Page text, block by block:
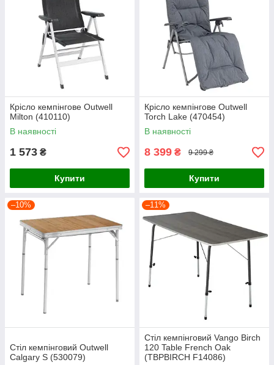
Крісло кемпінгове Outwell
Milton (410110)
В наявності
1 573 ₴
Купити
Крісло кемпінгове Outwell
Torch Lake (470454)
В наявності
8 399 ₴ 9 299 ₴
Купити
–10%
Стіл кемпінговий Outwell
Calgary S (530079)
–11%
Стіл кемпінговий Vango Birch
120 Table French Oak
(TBPBIRCH F14086)